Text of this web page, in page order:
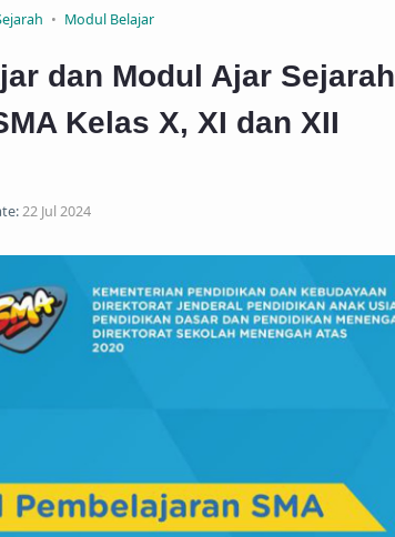
Modul Belajar
dan Modul Ajar
Kelas X, XI dan XII
22 Jul 2024